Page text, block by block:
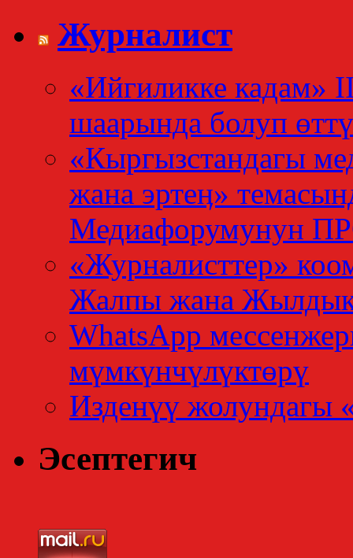
Журналист
«Ийгиликке кадам»
шаарында болуп өттү
«Кыргызстандагы
жана эртеӊ»
Медиафорумунун
«Журналисттер»
Жалпы жана
WhatsApp
мүмкүнчүлүктөрү
Изденүү жолундагы
Эсептегич